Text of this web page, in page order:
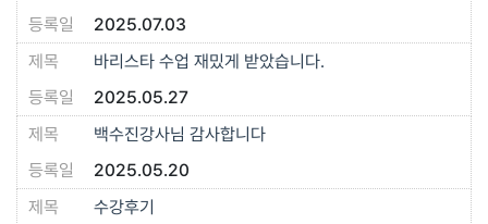
2025.07.03
바리스타 수업 재밌게 받았습니다.
2025.05.27
백수진강사님 감사합니다
2025.05.20
수강후기